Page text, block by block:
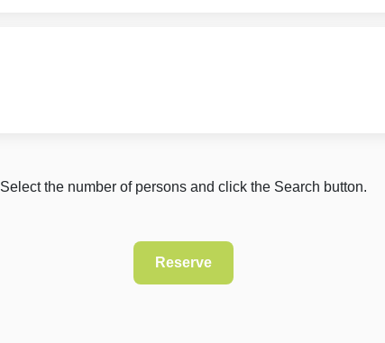
Select the number of persons and click the Search button.